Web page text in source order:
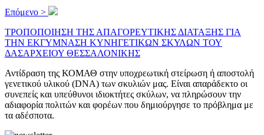
Επόμενο >
ΤΡΟΠΟΠΟΙΗΣΗ ΤΗΣ ΑΠΑΓΟΡΕΥΤΙΚΗΣ ΔΙΑΤΑΞΗΣ ΓΙΑ
ΤΗΝ ΕΚΓΥΜΝΑΣΗ ΚΥΝΗΓΕΤΙΚΩΝ ΣΚΥΛΩΝ ΤΟΥ
ΔΑΣΑΡΧΕΙΟΥ ΘΕΣΣΑΛΟΝΙΚΗΣ
Αντίδραση της ΚΟΜΑΘ στην υποχρεωτική στείρωση ή αποστολή
γενετικού υλικού (DNA) των σκυλιών μας. Είναι απαράδεκτο οι
συνεπείς και υπεύθυνοι ιδιοκτήτες σκύλων, να πληρώσουν την
αδιαφορία πολιτών και φορέων που δημιούργησε το πρόβλημα με
τα αδέσποτα.